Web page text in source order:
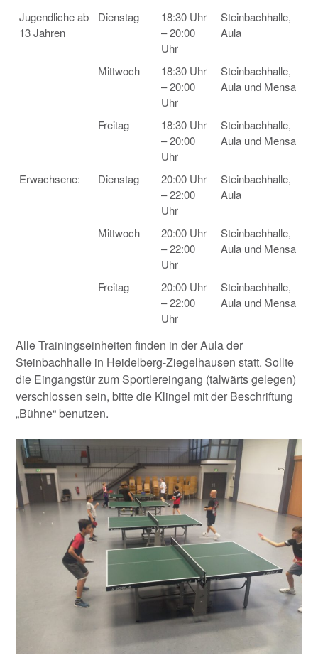
Jugendliche ab
13 Jahren
Dienstag
18:30 Uhr
– 20:00
Uhr
Steinbachhalle,
Aula
Mittwoch
18:30 Uhr
– 20:00
Uhr
Steinbachhalle,
Aula und Mensa
Freitag
18:30 Uhr
– 20:00
Uhr
Steinbachhalle,
Aula und Mensa
Erwachsene: Dienstag
20:00 Uhr
– 22:00
Uhr
Steinbachhalle,
Aula
Mittwoch
20:00 Uhr
– 22:00
Uhr
Steinbachhalle,
Aula und Mensa
Freitag
20:00 Uhr
– 22:00
Uhr
Steinbachhalle,
Aula und Mensa
Alle Trainingseinheiten finden in der Aula der
Steinbachhalle in Heidelberg-Ziegelhausen statt. Sollte
die Eingangstür zum Sportlereingang (talwärts gelegen)
verschlossen sein, bitte die Klingel mit der Beschriftung
„Bühne“ benutzen.